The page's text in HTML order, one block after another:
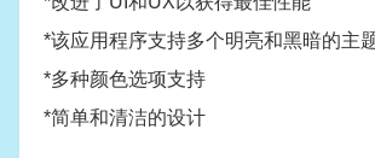
*该应用程序支持多个明亮和黑暗的主
*多种颜色选项支持
*简单和清洁的设计